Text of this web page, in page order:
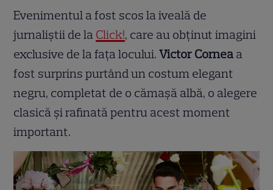
Evenimentul a fost scos la iveală de
jurnaliștii de la Click!, care au obținut imagini
exclusive de la fața locului.Victor Cornea a
fost surprins purtând un costum elegant
negru, completat de o cămașă albă, o alegere
clasică și rafinată pentru acest moment
important.